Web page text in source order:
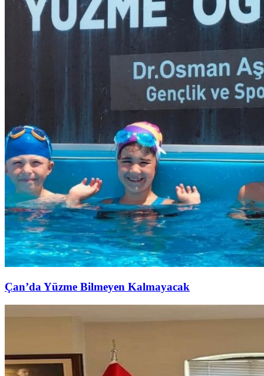
Çan’da Yüzme Bilmeyen Kalmayacak